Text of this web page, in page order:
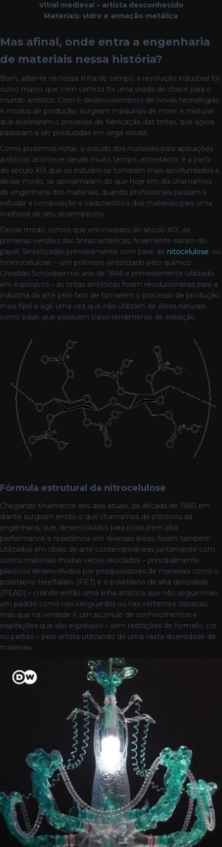
Vitral medieval – artista desconhecido
Materiais: vidro e armação metálica
Mas afinal, onde entra a engenharia
de materiais nessa história?
Bom, adiante na nossa linha do tempo, a revolução industrial foi
outro marco que com certeza foi uma virada de chave para o
mundo artístico. Com o desenvolvimento de novas tecnologias
e modos de produção, surgiram máquinas de moer e misturar
que aceleraram o processo de fabricação das tintas, que agora
passaram a ser produzidas em larga escala.
Como pudemos notar, o estudo dos materiais para aplicações
artísticas acontece desde muito tempo, entretanto, é a partir
do século XIX que os estudos se tornaram mais aprofundados e,
desse modo, se aproximaram do que hoje em dia chamamos
de engenharia dos materiais, quando profissionais passam a
estudar a composição e característica dos materiais para uma
melhoria de seu desempenho.
Desse modo, temos que em meados do século XIX, as
primeiras versões das tintas sintéticas, finalmente saíram do
papel. Sintetizadas primeiramente com base de nitocelulose, ou
trinitrocelulose, – um polímero sintetizado pelo químico
Christian Schönbein no ano de 1846 e primeiramente utilizado
em explosivos – as tintas sintéticas foram revolucionárias para a
indústria da arte pelo fato de tornarem o processo de produção
mais fácil e ágil, uma vez que não utilizam de óleos naturais
como base, que possuem baixo rendimento de extração.
Fórmula estrutural da nitrocelulose
Chegando finalmente aos dias atuais, da década de 1960 em
diante surgiram então o que chamamos de plásticos da
engenharia, que, desenvolvidos para possuírem alta
performance e resistência em diversas áreas, foram também
utilizados em obras de arte contemporâneas juntamente com
outros materiais muitas vezes reciclados – principalmente
plásticos desenvolvidos por pesquisadores de materiais como o
polietileno tereftalato (PET) e o polietileno de alta densidade
(PEAD) – criando então uma linha artística que não segue mais
um padrão como nas vanguardas ou nas vertentes clássicas,
mas que na verdade é um acúmulo de conhecimentos e
inspirações que são expressos – sem restrições de formato, cor
ou padrão – pelo artista utilizando de uma vasta diversidade de
materiais.